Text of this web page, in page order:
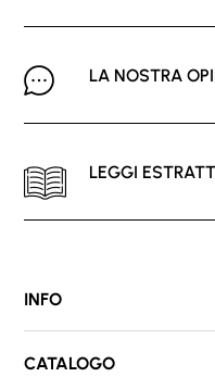
LA NOSTRA
LEGGI
INFO
CATALOGO